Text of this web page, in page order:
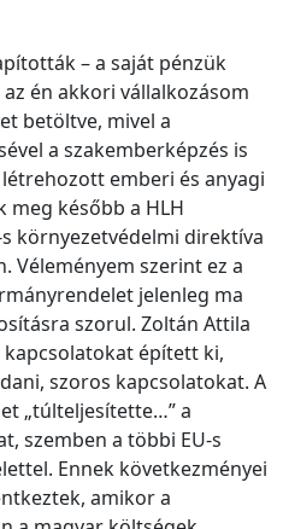
– a saját pénzük
én akkori vállalkozásom
betöltve, mivel a
a szakemberképzés is
létrehozott emberi és anyagi
később a HLH
környezetvédelmi direktíva
Véleményem szerint ez a
jelenleg ma
szorul. Zoltán Attila
épített ki,
szoros kapcsolatokat. A
„túlteljesítette…” a
szemben a többi EU-s
Ennek következményei
amikor a